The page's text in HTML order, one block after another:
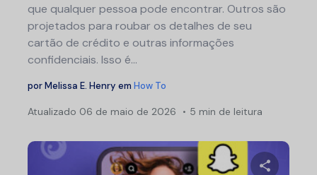
que qualquer pessoa pode encontrar. Outros são
projetados para roubar os detalhes de seu
cartão de crédito e outras informações
confidenciais. Isso é...
porMelissa E. Henry em How To
Atualizado 06 de maio de 2026 5 min de leitura